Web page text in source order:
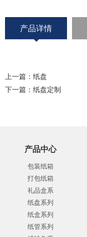
产品详情
上一篇： 纸盘
下一篇： 纸盘定制
产品中心
包装纸箱
打包纸箱
礼品盒系
纸盘系列
纸盒系列
纸管系列